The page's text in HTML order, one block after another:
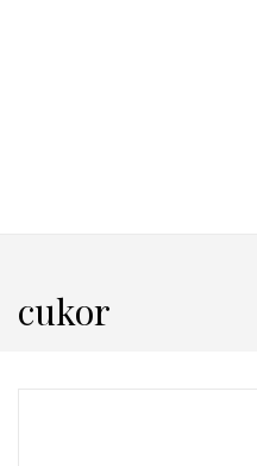
cukor